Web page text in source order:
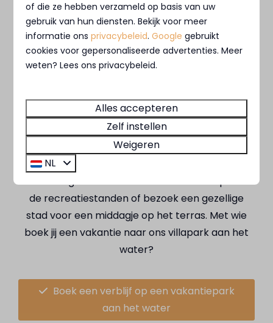
Tijdens je vakantie bij MarinaParken hoef je je
geen moment te vervelen! De omgeving rondom
onze parken is namelijk een walhalla voor
watersporters. Vlak naast MarinaPark Bad
waar je kunt wakeboarden; hoe gaaf is dat! Of ga
waterskiën, zeilen, kanoën of zwemmen; er
zijn opties genoeg. Ook bij onze andere parken
zitten voldoende verhuurders voor allerlei
uitdagende watersporten
rustig aan doen? Kom dan tot rust op
de recreatiestanden of bezoek een gezellige
stad voor een middagje op het terras. Met wie
boek jij een vakantie naar ons villapark aan het
water?
Boek een verblijf op een vakantiepark
aan het water
of die ze hebben verzameld op basis van uw
gebruik van hun diensten. Bekijk voor meer
informatie onsprivacybeleid.Google gebruikt
cookies voor gepersonaliseerde advertenties. Meer
weten? Lees ons privacybeleid.
Alles accepteren
Zelf instellen
Weigeren
NL